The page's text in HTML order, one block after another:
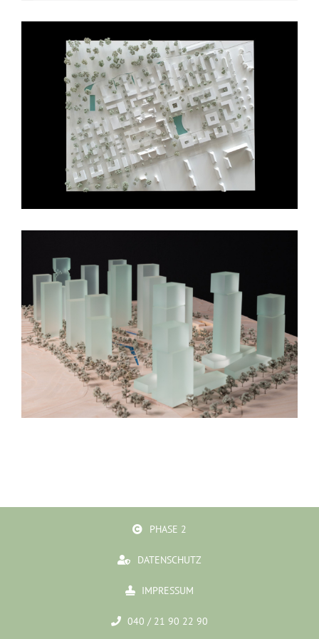
BLK2 Architekten Auditorium
Bieling Architekten Wünsdorf
gmp Architekten Ankara
PHASE 2
DATENSCHUTZ
IMPRESSUM
040 / 21 90 22 90